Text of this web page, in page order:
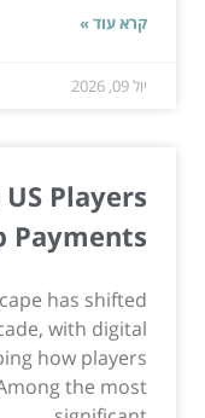
קרא עוד »
יול 09, 2026
Players
Payments
has shifted
with digital
how players
the most